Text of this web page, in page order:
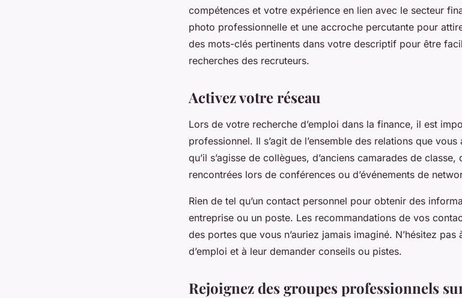
compétences et votre expérience en lien avec le secteur
photo professionnelle et une accroche percutante pour
des mots-clés pertinents dans votre descriptif pour être
recherches des recruteurs.
Activez votre réseau
Lors de votre recherche d’emploi dans la finance, il est
professionnel. Il s’agit de l’ensemble des relations que
qu’il s’agisse de collègues, d’anciens camarades de
rencontrées lors de conférences ou d’événements de
Rien de tel qu’un contact personnel pour obtenir des
entreprise ou un poste. Les recommandations de vos
des portes que vous n’auriez jamais imaginé. N’hésitez
d’emploi et à leur demander conseils ou pistes.
Rejoignez des groupes professionnels